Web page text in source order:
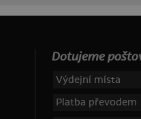
Dotujeme
Výdejní místa
Platba převodem